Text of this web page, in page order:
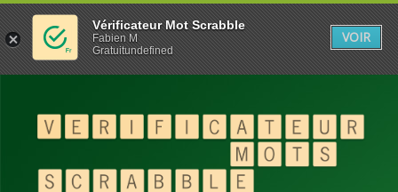
Vérificateur Mot Scrabble
Fabien M
Gratuitundefined
VOIR